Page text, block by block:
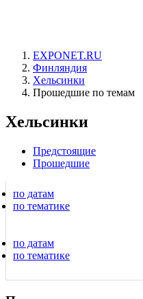
EXPONET.RU
Финляндия
Хельсинки
Прошедшие по темам
Хельсинки
Предстоящие
Прошедшие
по датам
по тематике
по датам
по тематике